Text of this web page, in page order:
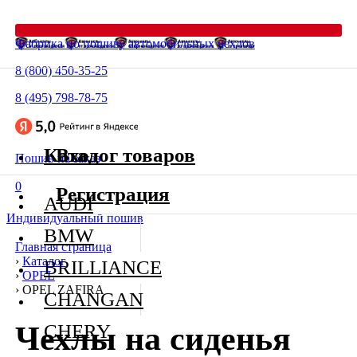
Фабрика по пошиву автомобильных чехлов
8 (800) 450-35-25
8 (495) 798-78-75
Пошив на заказ
0
Индивидуальный пошив
Главная страница
› Каталог
› OPEL
› OPEL ZAFIRA
Чехлы на сиденья
Каталог товаров
AUDI
BMW
BRILLIANCE
CHANGAN
CHERY
Вход
Регистрация